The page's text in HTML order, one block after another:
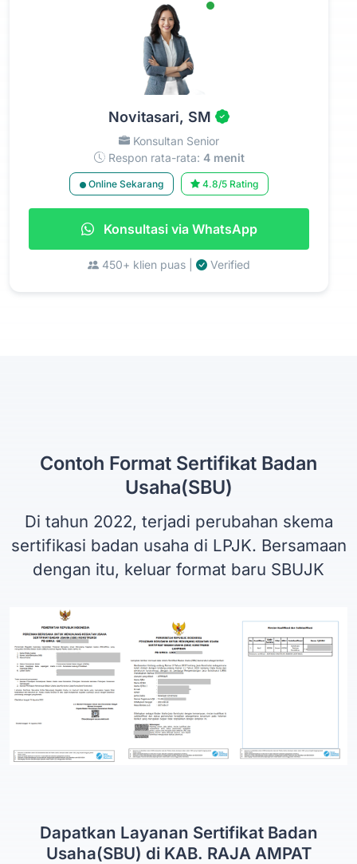
Novitasari, SM
Konsultan Senior
Respon rata-rata: 4 menit
Online Sekarang 4.8/5 Rating
Konsultasi via WhatsApp
450+ klien puas | Verified
Contoh Format Sertifikat Badan
Usaha(SBU)
Di tahun 2022, terjadi perubahan skema
sertifikasi badan usaha di LPJK. Bersamaan
dengan itu, keluar format baru SBUJK
Dapatkan Layanan Sertifikat Badan
Usaha(SBU) di KAB. RAJA AMPAT